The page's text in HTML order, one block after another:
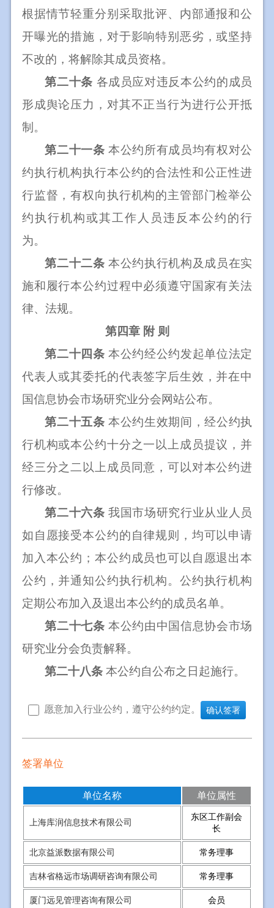
根据情节轻重分别采取批评、内部通报和公
开曝光的措施，对于影响特别恶劣，或坚持
不改的，将解除其成员资格。
第二十条 各成员应对违反本公约的成员
形成舆论压力，对其不正当行为进行公开抵
制。
第二十一条 本公约所有成员均有权对公
约执行机构执行本公约的合法性和公正性进
行监督，有权向执行机构的主管部门检举公
约执行机构或其工作人员违反本公约的行
为。
第二十二条 本公约执行机构及成员在实
施和履行本公约过程中必须遵守国家有关法
律、法规。
第四章 附 则
第二十四条 本公约经公约发起单位法定
代表人或其委托的代表签字后生效，并在中
国信息协会市场研究业分会网站公布。
第二十五条 本公约生效期间，经公约执
行机构或本公约十分之一以上成员提议，并
经三分之二以上成员同意，可以对本公约进
行修改。
第二十六条 我国市场研究行业从业人员
如自愿接受本公约的自律规则，均可以申请
加入本公约；本公约成员也可以自愿退出本
公约，并通知公约执行机构。公约执行机构
定期公布加入及退出本公约的成员名单。
第二十七条 本公约由中国信息协会市场
研究业分会负责解释。
第二十八条 本公约自公布之日起施行。
愿意加入行业公约，遵守公约约定。 确认签署
签署单位
单位名称 单位属性
上海库润信息技术有限公司
东区工作副会
长
北京益派数据有限公司 常务理事
吉林省格远市场调研咨询有限公司 常务理事
厦门远见管理咨询有限公司 会员